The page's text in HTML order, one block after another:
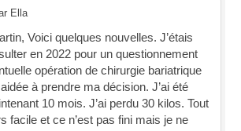
Ella
Voici quelques nouvelles. J’étais
en 2022 pour un questionnement
opération de chirurgie bariatrique
à prendre ma décision. J’ai été
10 mois. J’ai perdu 30 kilos. Tout
facile et ce n’est pas fini mais je ne